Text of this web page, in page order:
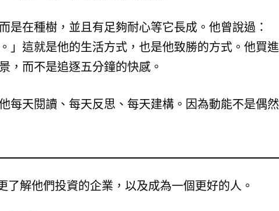
是在種樹，並且有足夠耐心等它長成。他曾說過：
」這就是他的生活方式，也是他致勝的方式。他買進
，而不是追逐五分鐘的快感。
每天閱讀、每天反思、每天建構。因為動能不是偶然
了解他們投資的企業，以及成為一個更好的人。